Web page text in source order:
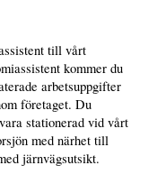
till vårt
kommer du
arbetsuppgifter
företaget. Du
stationerad vid vårt
med närhet till
järnvägsutsikt.